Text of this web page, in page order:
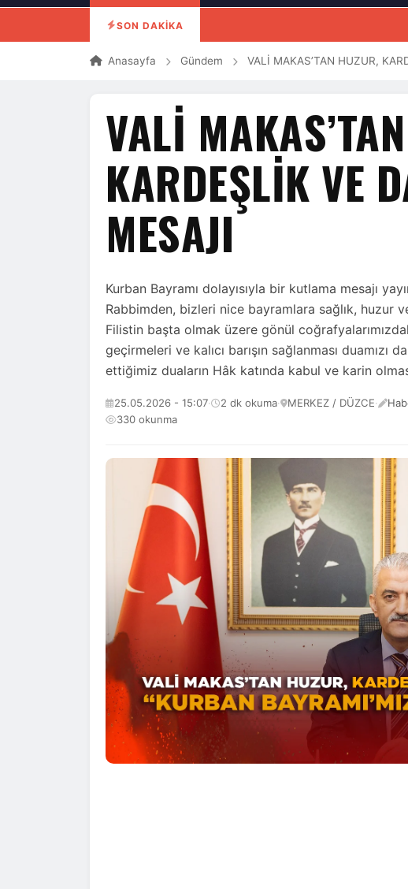
SON DAKİKA
Anasayfa Gündem VALİ MAKAS’TAN HUZUR,
VALİ
KARDEŞLİK VE
MESAJI
Kurban Bayramı dolayısıyla bir kutlama mesajı
Rabbimden, bizleri nice bayramlara sağlık, huzur
Filistin başta olmak üzere gönül
geçirmeleri ve kalıcı barışın sağlanması
ettiğimiz duaların Hâk katında kabul ve karin
25.05.2026 - 15:07· 2 dk okuma· MERKEZ / DÜZCE·
330 okunma